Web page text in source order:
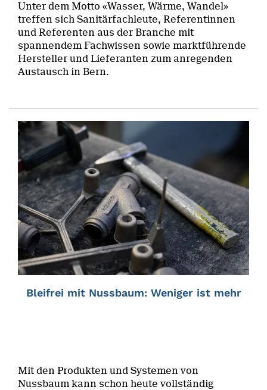
Unter dem Motto «Wasser, Wärme, Wandel»
treffen sich Sanitärfachleute, Referentinnen
und Referenten aus der Branche mit
spannendem Fachwissen sowie marktführende
Hersteller und Lieferanten zum anregenden
Austausch in Bern.
Bleifrei mit Nussbaum: Weniger ist mehr
Mit den Produkten und Systemen von
Nussbaum kann schon heute vollständig